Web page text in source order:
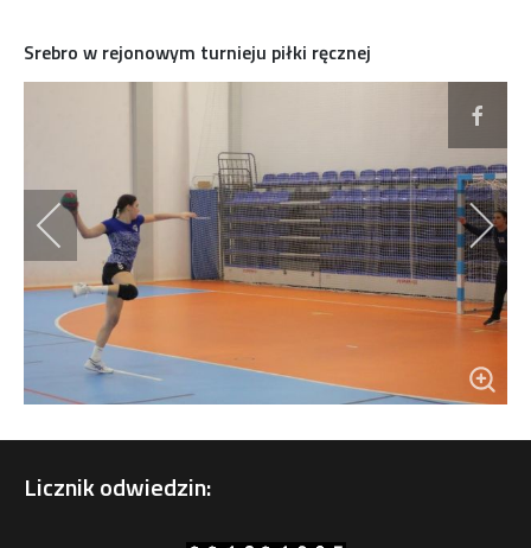
Srebro w rejonowym turnieju piłki ręcznej
Licznik odwiedzin: